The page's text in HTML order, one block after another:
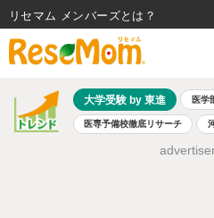
大学受験 by 東進 医学
医専予備校徹底リサーチ
高校受験 中
リセマム メンバーズ